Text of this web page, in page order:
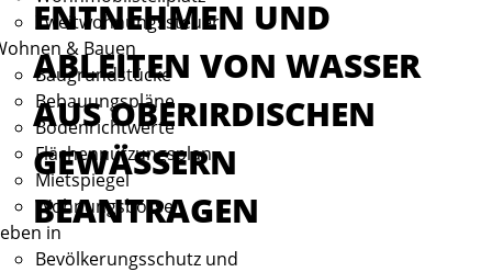
Zweitwohnungssteuer
& Bauen
Baugrundstücke
Bebauungspläne
Bodenrichtwerte
Flächennutzungsplan
Mietspiegel
Wohnungsbörse
in
Bevölkerungsschutz und
ENTNEHMEN UND
ABLEITEN VON WASSER
AUS OBERIRDISCHEN
GEWÄSSERN
BEANTRAGEN